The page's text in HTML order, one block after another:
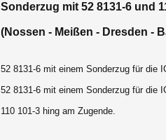
Sonderzug mit 52 8131-6 und
(Nossen - Meißen - Dresden -
52 8131-6 mit einem Sonderzug für die
52 8131-6 mit einem Sonderzug für die
110 101-3 hing am Zugende.